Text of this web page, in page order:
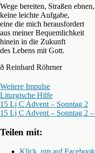
Wege bereiten, Straßen ebnen,
keine leichte Aufgabe,
eine die mich herausfordert
aus meiner Bequemlichkeit
hinein in die Zukunft
des Lebens mit Gott.
ð Reinhard Röhrner
Weitere Impulse
Liturgische Hilfe
15 Lj C Advent – Sonntag 2
15 Lj C Advent – Sonntag 2
Teilen mit:
Klick, um auf